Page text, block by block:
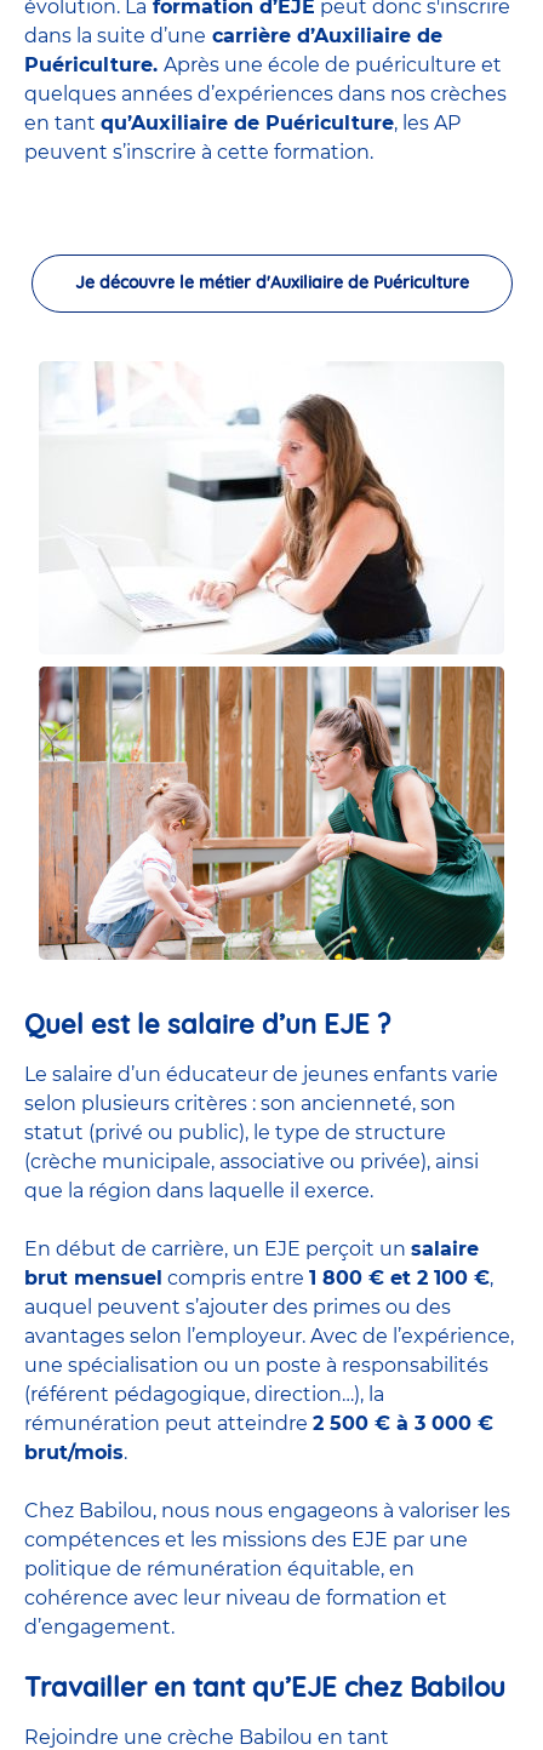
évolution. La formation d’EJE peut donc s'inscrire
dans la suite d’une carrière d’Auxiliaire de
Puériculture. Après une école de puériculture et
quelques années d’expériences dans nos crèches
en tant qu’Auxiliaire de Puériculture, les AP
peuvent s’inscrire à cette formation.
Je découvre le métier d'Auxiliaire de Puériculture
Quel est le salaire d’un EJE ?
Le salaire d’un éducateur de jeunes enfants varie
selon plusieurs critères : son ancienneté, son
statut (privé ou public), le type de structure
(crèche municipale, associative ou privée), ainsi
que la région dans laquelle il exerce.
En début de carrière, un EJE perçoit un salaire
brut mensuel compris entre 1 800 € et 2 100 €,
auquel peuvent s’ajouter des primes ou des
avantages selon l’employeur. Avec de l’expérience,
une spécialisation ou un poste à responsabilités
(référent pédagogique, direction…), la
rémunération peut atteindre 2 500 € à 3 000 €
brut/mois.
Chez Babilou, nous nous engageons à valoriser les
compétences et les missions des EJE par une
politique de rémunération équitable, en
cohérence avec leur niveau de formation et
d’engagement.
Travailler en tant qu’EJE chez Babilou
Rejoindre une crèche Babilou en tant